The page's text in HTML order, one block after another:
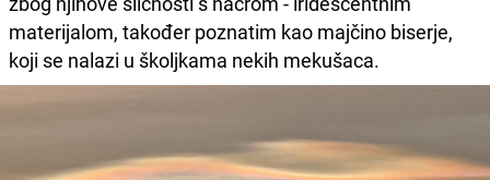
materijalom, također poznatim kao majčino biserje,
koji se nalazi u školjkama nekih mekušaca.